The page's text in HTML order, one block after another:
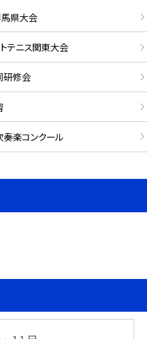
馬県大会
テニス関東大会
研修会
奏楽コンクール